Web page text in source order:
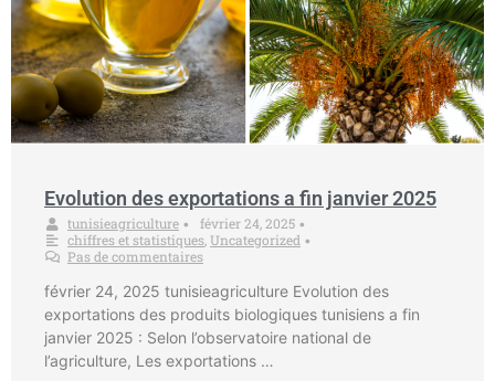
Evolution des exportations a fin janvier 2025
tunisieagriculture • février 24, 2025 •
chiffres et statistiques Uncategorized •
Pas de commentaires
février 24, 2025 tunisieagriculture Evolution des
exportations des produits biologiques tunisiens a fin
janvier 2025 : Selon l’observatoire national de
l’agriculture, Les exportations …